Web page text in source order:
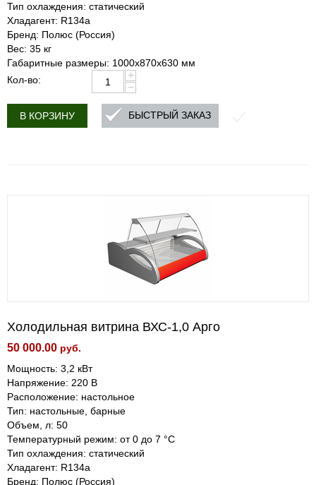
Тип охлаждения: статический
Хладагент: R134a
Бренд: Полюс (Россия)
Вес: 35 кг
Габаритные размеры: 1000х870х630 мм
Кол-во:
+
−
В КОРЗИНУ БЫСТРЫЙ ЗАКАЗ
Холодильная витрина ВХС-1,0 Арго
50 000.00 руб.
Мощность: 3,2 кВт
Напряжение: 220 В
Расположение: настольное
Тип: настольные, барные
Объем, л: 50
Температурный режим: от 0 до 7 °С
Тип охлаждения: статический
Хладагент: R134a
Бренд: Полюс (Россия)